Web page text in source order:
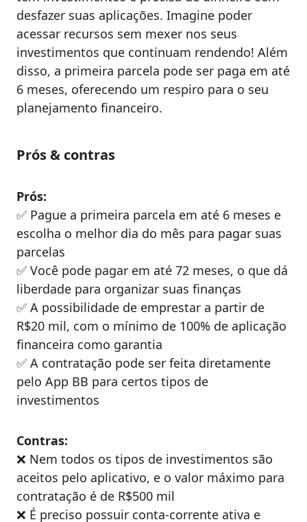
desfazer suas aplicações. Imagine poder
acessar recursos sem mexer nos seus
investimentos que continuam rendendo! Além
disso, a primeira parcela pode ser paga em até
6 meses, oferecendo um respiro para o seu
planejamento financeiro.
Prós & contras
Prós:
✅ Pague a primeira parcela em até 6 meses e
escolha o melhor dia do mês para pagar suas
parcelas
✅ Você pode pagar em até 72 meses, o que dá
liberdade para organizar suas finanças
✅ A possibilidade de emprestar a partir de
R$20 mil, com o mínimo de 100% de aplicação
financeira como garantia
✅ A contratação pode ser feita diretamente
pelo App BB para certos tipos de
investimentos
Contras:
❌ Nem todos os tipos de investimentos são
aceitos pelo aplicativo, e o valor máximo para
contratação é de R$500 mil
❌ É preciso possuir conta-corrente ativa e